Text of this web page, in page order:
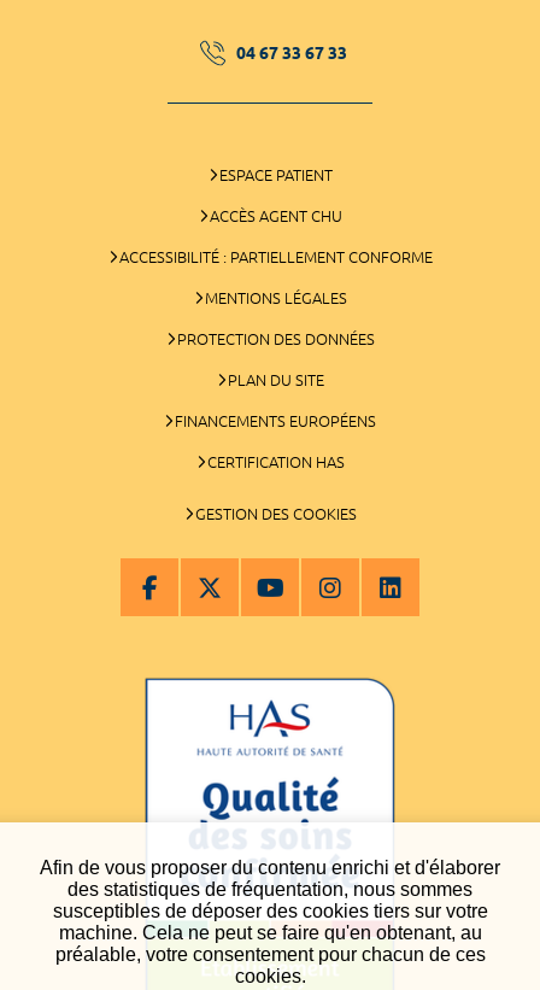
Afin de vous proposer du contenu enrichi et d'élaborer
des statistiques de fréquentation, nous sommes
susceptibles de déposer des cookies tiers sur votre
machine. Cela ne peut se faire qu'en obtenant, au
préalable, votre consentement pour chacun de ces
cookies.
04 67 33 67 33
ESPACE PATIENT
ACCÈS AGENT CHU
ACCESSIBILITÉ : PARTIELLEMENT CONFORME
MENTIONS LÉGALES
PROTECTION DES DONNÉES
PLAN DU SITE
FINANCEMENTS EUROPÉENS
CERTIFICATION HAS
GESTION DES COOKIES